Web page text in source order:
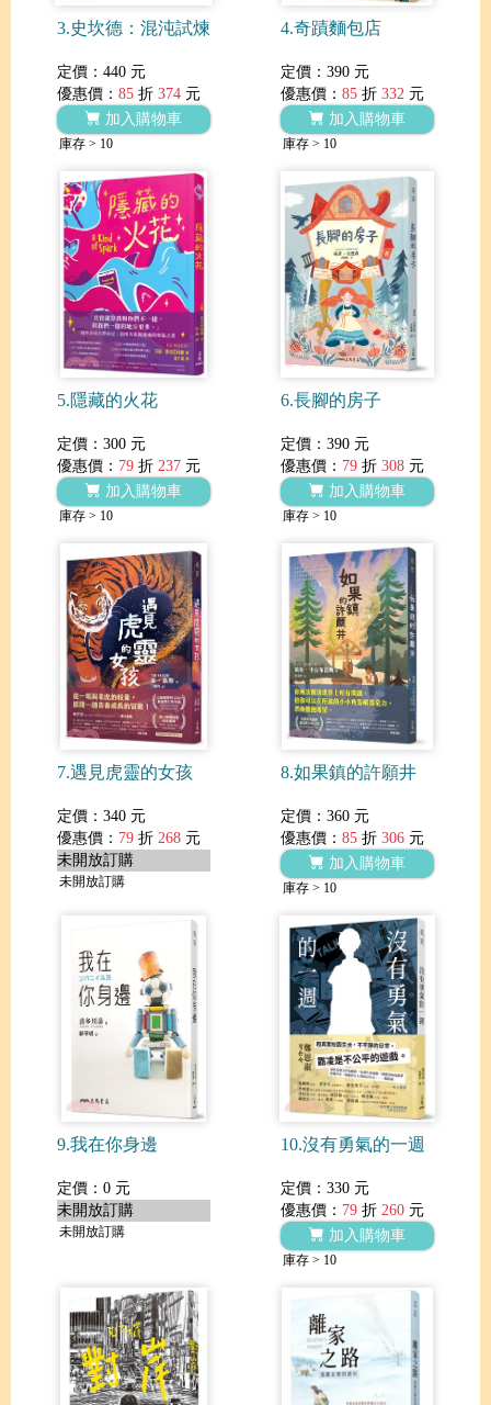
3.史坎德：混沌試煉
定價：440 元
優惠價： 85 折 374 元
加入購物車
庫存 > 10
4.奇蹟麵包店
定價：390 元
優惠價： 85 折 332 元
加入購物車
庫存 > 10
5.隱藏的火花
定價：300 元
優惠價： 79 折 237 元
加入購物車
庫存 > 10
6.長腳的房子
定價：390 元
優惠價： 79 折 308 元
加入購物車
庫存 > 10
7.遇見虎靈的女孩
定價：340 元
優惠價： 79 折 268 元
未開放訂購
未開放訂購
8.如果鎮的許願井
定價：360 元
優惠價： 85 折 306 元
加入購物車
庫存 > 10
9.我在你身邊
定價：0 元
未開放訂購
未開放訂購
10.沒有勇氣的一週
定價：330 元
優惠價： 79 折 260 元
加入購物車
庫存 > 10